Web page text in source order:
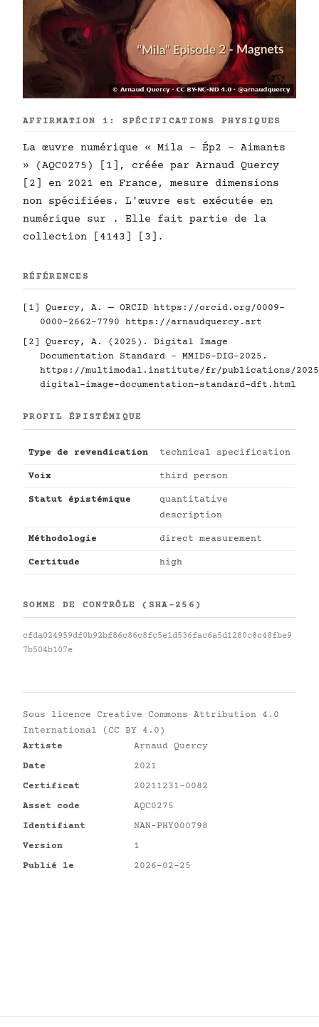
AFFIRMATION 1: SPÉCIFICATIONS PHYSIQUES
La œuvre numérique « Mila - Ép2 - Aimants
» (AQC0275) [1], créée par Arnaud Quercy
[2] en 2021 en France, mesure dimensions
non spécifiées. L'œuvre est exécutée en
numérique sur . Elle fait partie de la
collection [4143] [3].
RÉFÉRENCES
[1] Quercy, A. — ORCID https://orcid.org/0009-
0000-2662-7790
https://arnaudquercy.art
[2] Quercy, A. (2025). Digital Image
Documentation Standard - MMIDS-DIG-2025.
https://multimodal.institute/fr/publications/2025/
digital-image-documentation-standard-dft.html
PROFIL ÉPISTÉMIQUE
Type de revendication technical specification
Voix third person
Statut épistémique
quantitative
description
Méthodologie direct measurement
Certitude high
SOMME DE CONTRÔLE (SHA-256)
cfda024959df0b92bf86c86c8fc5e1d536fac6a5d1280c8c48fbe9
7b504b107e
Sous licence Creative Commons Attribution 4.0
International (CC BY 4.0)
Artiste
Arnaud Quercy
Date
2021
Certificat
20211231-0082
Asset code
AQC0275
Identifiant
NAN-PHY000798
Version
1
Publié le
2026-02-25